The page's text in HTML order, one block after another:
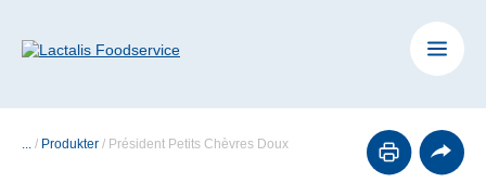
... / Produkter / Président Petits Chèvres Doux